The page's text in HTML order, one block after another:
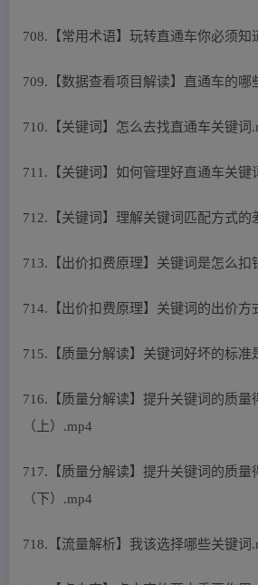
708.【常用术语】玩转直通车你必须知
709.【数据查看项目解读】直通车的哪
710.【关键词】怎么去找直通车关键词
711.【关键词】如何管理好直通车关键
712.【关键词】理解关键词匹配方式的
713.【出价扣费原理】关键词是怎么扣
714.【出价扣费原理】关键词的出价方
715.【质量分解读】关键词好坏的标准
716.【质量分解读】提升关键词的质量
（上）.mp4
717.【质量分解读】提升关键词的质量
（下）.mp4
718.【流量解析】我该选择哪些关键词